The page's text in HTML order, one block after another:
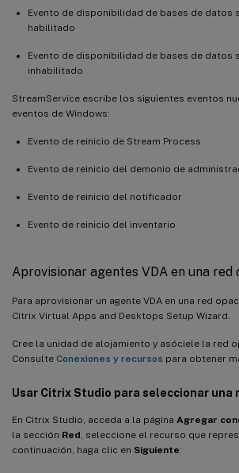
Evento de disponibilidad de bases de datos
habilitado
Evento de disponibilidad de bases de datos
inhabilitado
StreamService escribe los siguientes eventos
eventos de Windows:
Evento de reinicio de Stream Process
Evento de reinicio del demonio de
Evento de reinicio del notificador
Evento de reinicio del inventario
Aprovisionar agentes VDA en una red
Para aprovisionar un agente VDA en una red
Citrix Virtual Apps and Desktops Setup Wizard.
Cree la unidad de alojamiento y asóciele la red
Consulte Conexiones y recursos para obtener
Usar Citrix Studio para seleccionar una
En Citrix Studio, acceda a la página Agregar
la sección Red, seleccione el recurso que
continuación, haga clic en Siguiente: